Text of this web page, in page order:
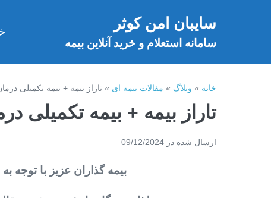
سایبان امن کوثر
سامانه استعلام و خرید آنلاین بیمه
خانه » وبلاگ » مقالات بیمه ای » تاراز بیمه + بیمه تکمیلی
تاراز بیمه + بیمه تکمیلی
ارسال شده در 09/12/2024
بیمه گذاران عزیز با توجه